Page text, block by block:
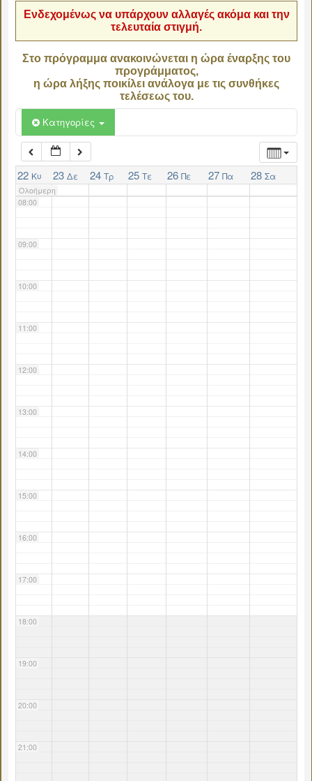
Ενδεχομένως να υπάρχουν αλλαγές ακόμα και την
τελευταία στιγμή.
Στο πρόγραμμα ανακοινώνεται η ώρα έναρξης του
προγράμματος,
η ώρα λήξης ποικίλει ανάλογα με τις συνθήκες
τελέσεως του.
Κατηγορίες
22 Κυ 23 Δε 24 Τρ 25 Τε 26 Πε 27 Πα 28 Σα
Ολοήμερη
06:00
07:00
08:00
09:00
10:00
11:00
12:00
13:00
14:00
15:00
16:00
17:00
18:00
19:00
20:00
21:00